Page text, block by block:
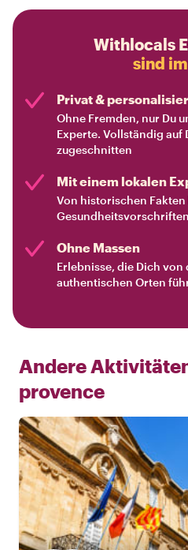
Withlocals
sind
Privat &
Ohne Fremden, nur Du
Experte. Vollständig auf
zugeschnitten
Mit einem lokalen
Von historischen
Ohne Massen
Erlebnisse, die Dich von
authentischen Orten
Andere
provence